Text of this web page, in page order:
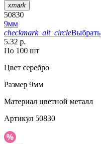
xmark
50830
9мм
checkmark_alt_circleВыбрать
5.32 р.
По 100 шт
Цвет серебро
Размер 9мм
Материал цветной металл
Артикул 50830